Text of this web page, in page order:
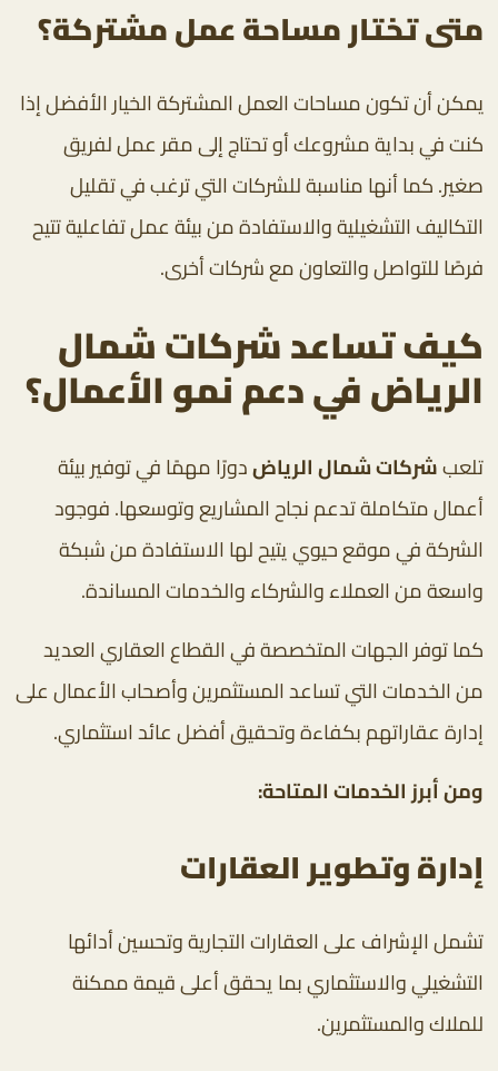
متى تختار مساحة عمل مشتركة؟
يمكن أن تكون مساحات العمل المشتركة الخيار الأفضل إذا
كنت في بداية مشروعك أو تحتاج إلى مقر عمل لفريق
صغير. كما أنها مناسبة للشركات التي ترغب في تقليل
التكاليف التشغيلية والاستفادة من بيئة عمل تفاعلية تتيح
فرصًا للتواصل والتعاون مع شركات أخرى.
كيف تساعد شركات شمال
الرياض في دعم نمو الأعمال؟
تلعبشركات شمال الرياضدورًا مهمًا في توفير بيئة
أعمال متكاملة تدعم نجاح المشاريع وتوسعها. فوجود
الشركة في موقع حيوي يتيح لها الاستفادة من شبكة
واسعة من العملاء والشركاء والخدمات المساندة.
كما توفر الجهات المتخصصة في القطاع العقاري العديد
من الخدمات التي تساعد المستثمرين وأصحاب الأعمال على
إدارة عقاراتهم بكفاءة وتحقيق أفضل عائد استثماري.
ومن أبرز الخدمات المتاحة:
إدارة وتطوير العقارات
تشمل الإشراف على العقارات التجارية وتحسين أدائها
التشغيلي والاستثماري بما يحقق أعلى قيمة ممكنة
للملاك والمستثمرين.